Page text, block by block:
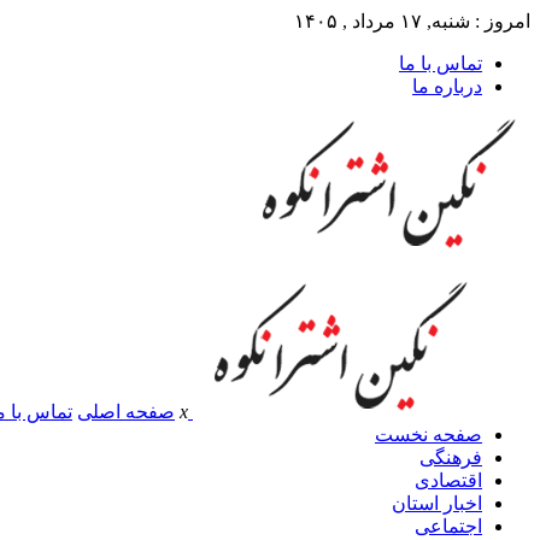
امروز : شنبه, ۱۷ مرداد , ۱۴۰۵
تماس با ما
درباره ما
x صفحه اصلی تماس با
صفحه نخست
فرهنگی
اقتصادی
اخبار استان
اجتماعی